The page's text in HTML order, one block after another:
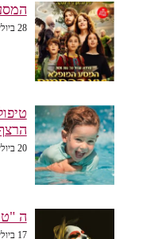
28 ביולי 2026
20 ביולי 2026
ה
17 ביולי 2026